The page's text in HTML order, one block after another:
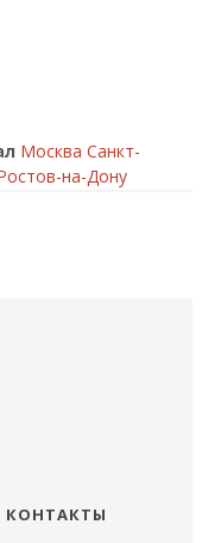
Москва Санкт-
на-Дону
НА ЭТОМ САЙТЕ
КОНТАКТЫ